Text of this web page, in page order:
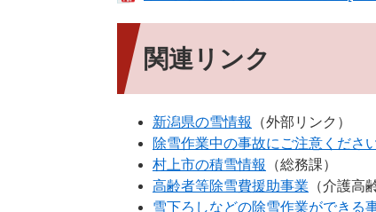
関連リンク
新潟県の雪情報
（外部リンク）
除雪作業中の事故にご注意くださ
村上市の積雪情報
（総務課）
高齢者等除雪費援助事業 （介護高
雪下ろしなどの除雪作業ができる